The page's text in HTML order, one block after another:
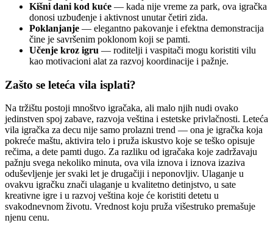
Kišni dani kod kuće — kada nije vreme za park, ova igračka
donosi uzbuđenje i aktivnost unutar četiri zida.
Poklanjanje — elegantno pakovanje i efektna demonstracija
čine je savršenim poklonom koji se pamti.
Učenje kroz igru — roditelji i vaspitači mogu koristiti vilu
kao motivacioni alat za razvoj koordinacije i pažnje.
Zašto se leteća vila isplati?
Na tržištu postoji mnoštvo igračaka, ali malo njih nudi ovako
jedinstven spoj zabave, razvoja veština i estetske privlačnosti. Leteća
vila igračka za decu nije samo prolazni trend — ona je igračka koja
pokreće maštu, aktivira telo i pruža iskustvo koje se teško opisuje
rečima, a dete pamti dugo. Za razliku od igračaka koje zadržavaju
pažnju svega nekoliko minuta, ova vila iznova i iznova izaziva
oduševljenje jer svaki let je drugačiji i neponovljiv. Ulaganje u
ovakvu igračku znači ulaganje u kvalitetno detinjstvo, u sate
kreativne igre i u razvoj veština koje će koristiti detetu u
svakodnevnom životu. Vrednost koju pruža višestruko premašuje
njenu cenu.